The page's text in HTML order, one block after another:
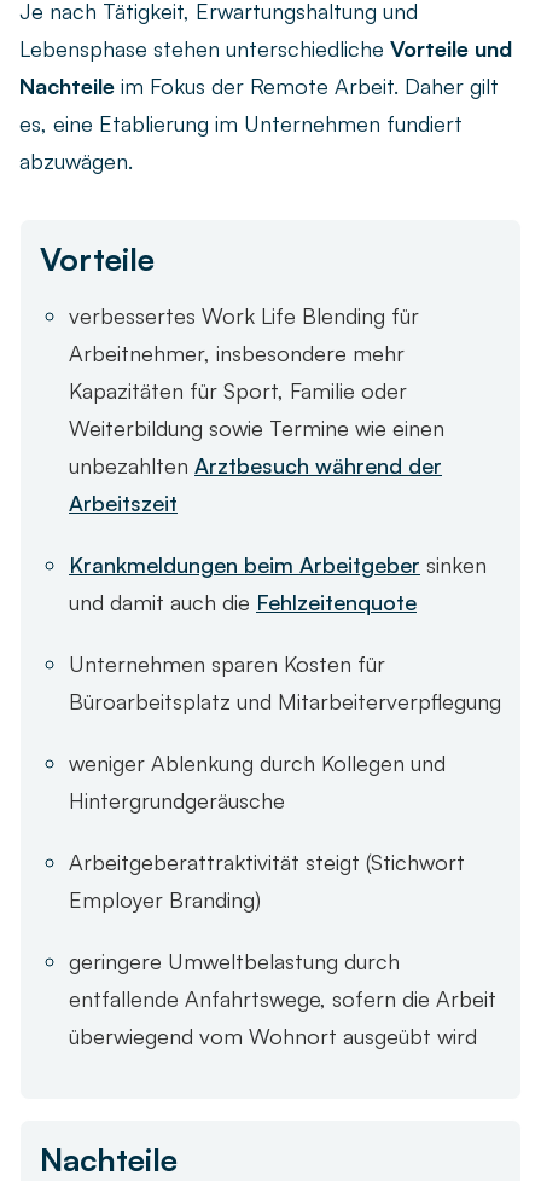
Je nach Tätigkeit, Erwartungshaltung und
Lebensphase stehen unterschiedliche Vorteile und
Nachteile im Fokus der Remote Arbeit. Daher gilt
es, eine Etablierung im Unternehmen fundiert
abzuwägen.
Vorteile
verbessertes Work Life Blending für
Arbeitnehmer, insbesondere mehr
Kapazitäten für Sport, Familie oder
Weiterbildung sowie Termine wie einen
unbezahlten Arztbesuch während der
Arbeitszeit
Krankmeldungen beim Arbeitgeber sinken
und damit auch die Fehlzeitenquote
Unternehmen sparen Kosten für
Büroarbeitsplatz und Mitarbeiterverpflegung
weniger Ablenkung durch Kollegen und
Hintergrundgeräusche
Arbeitgeberattraktivität steigt (Stichwort
Employer Branding)
geringere Umweltbelastung durch
entfallende Anfahrtswege, sofern die Arbeit
überwiegend vom Wohnort ausgeübt wird
Nachteile